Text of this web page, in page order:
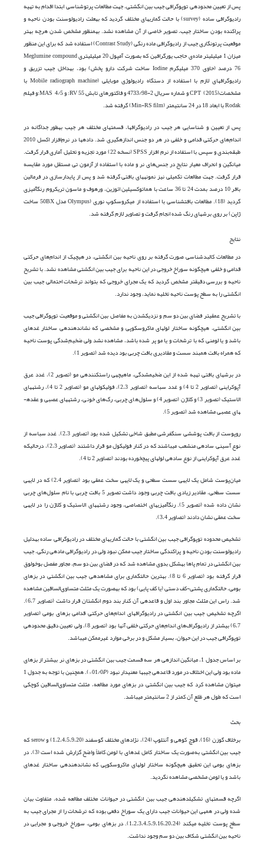
پس از تعیین محدوده­ی توپوگرافی جیب بین انگشتی، جهت مطالعات پرتوشناسی ابتدا اقدام به تهیه
رادیوگرافی ساده (survey) با حالت گماری­های مختلف گردید که به­علت رادیولوسنت بودن ناحیه و
پراکنده بودن ساختار جیب، تصویر خاصی از آن مشاهده نشد. به­منظور مشخص شدن هرچه بهتر
موقعیت پرتونگاری جیب از رادیوگرافی ماده رنگی (Contrast Study) استفاده شد که برای این منظور
میزان 1 میلی­لیتر ماده‌ی حاجب یورگرافین که بصورت آمپول 20 میلی­لیتری Meglumine compound
76 درصد (حاوی 370 میلی­گرم Iodine ساخت شرکت دارو پخش) بود، به­داخل جیب تزریق و
رادیوگراف­های لازم با استفاده از دستگاه رادیولوژی موبایلی (Mobile radiograph machine با
مشخصاتCPT (2015) و شماره سریال 2-4733/98 و فاکتورهای تابش 55 RV: و 4/5 MAS:و فیلم
Rodak با ابعاد 18 در 24 سانتی­متر (Min-RS film) گرفته شد.
پس از تعیین و شناسایی هر جیب در رادیوگراف­ها، قسمت­های مختلف هر جیب به­طور جداگانه در
اندام‌های حرکتی قدامی و خلفی در هر دو جنس اندازه­گیری شد. داده­ها در نرم‌افزار اکسل 2010
طبقه‌بندی و سپس با استفاده از نرم افزار SPSS (نسخه 22) مورد تجزیه و تحلیل آماری قرار گرفت.
میانگین و انحراف معیار نتایج در جنس‌های نر و ماده با استفاده از آزمون تی مستقل مورد مقایسه
قرار گرفت. جهت مطالعات تکمیلی نیز نمونه­های بافتی گرفته شد و پس از پایدارسازی در فرمالین
بافر 10 درصد بمدت 24 تا 36 ساعت با هماتوکسیلین ائوزین، ورهوف و ماسون تریکروم رنگ­آمیزی
گردید (18). مطالعات بافت­شناسی با استفاده از میکروسکوپ نوری (Olympus مدل 50BX ساخت
ژاپن) بر روی برش­های رنگ شده انجام گرفت و تصاویر لازم گرفته شد.
نتایج
در مطالعات کالبدشناسی صورت گرفته بر روی ناحیه بین انگشتی، در هیچ­یک از اندام‌های حرکتی
قدامی و خلفی هیچ­گونه سوراخ خروجی در این ناحیه برای جیب بین انگشتی مشاهده نشد. با تشریح
ناحیه و بررسی دقیق­تر مشخص گردید که یک مجرای خروجی که بتواند ترشحات احتمالی جیب بین
انگشتی را به سطح پوست ناحیه تخلیه نماید، وجود ندارد.
با تشریح عمقی­تر فضای بین دو سم و نزدیک­شدن به مفاصل بین انگشتی و موقعیت توپوگرافی جیب
بین انگشتی، هیچ­گونه ساختار لوله­ای ماکروسکوپی و مشخصی که نشان­دهنده­ی ساختار غده­ای
باشد و یا لومنی که با ترشحات و یا مو پر شده باشد، مشاهده نشد ولی ضخیم‌شدگی پوست ناحیه
که همراه بافت همبند سست و مقادیری بافت چربی بود دیده شد (تصویر 1).
در برش­های بافتی تهیه شده از این ضخیم­شدگی، ماهیچه­ی راست­کننده­ی مو (تصویر 2)، غدد عرق
آپوکراینی (تصاویر 2 تا 4) و غدد سباسه (تصاویر 2،3)، فولیکول­های مو (تصاویر 2 تا 4)، رشته­های
الاستیک (تصویر 3) و کلاژن (تصویر 4) و سلول‌های چربی، رگ‌های خونی، رشته­های عصبی و عقده­
های عصبی مشاهده شد (تصویر 5).
روپوست از بافت پوششی سنگفرشی مطبق شاخی تشکیل شده بود (تصاویر 2،3). غدد سباسه از
نوع آسینی ساده­ی منشعب می­باشند که در کنار فولیکول مو قرار داشتند (تصاویر 2،3)، درحالی­که
غدد عرق آپوکراینی از نوع ساده­ی لوله­ای پیچ­خورده بودند (تصاویر 2 تا 4).
میان‌پوست شامل یک لایه­ی سست سطحی و یک لایه­ی سخت عمقی بود (تصاویر 2،4) که در لایه­ی
سست سطحی، مقادیر زیادی بافت چربی وجود داشت تصویر 5 بافت چربی با نام سلول‌های چربی
نشان داده شده (تصویر 5). رنگ­آمیزی­های اختصاصی، وجود رشته­های الاستیک و کلاژن را در لایه­ی
سخت عمقی نشان دادند (تصاویر 3،4).
تشخیص محدوده توپوگرافی جیب بین انگشتی با حالت گماری­های مختلف در رادیوگرافی ساده به­دلیل
رادیولوسنت بودن ناحیه و پراکندگی ساختار جیب ممکن نبود ولی در رادیوگرافی ماده­ی رنگی، جیب
بین انگشتی در تمام پاها به­شکل بدوی مشاهده شد که در فضای بین دو سم، مجاور مفصل بوخولوق
قرار گرفته بود (تصاویر 6 تا 8). بهترین حالت­گماری برای مشاهده­ی جیب بین انگشتی در بزهای
بومی، حالت­گماری پشتی-کف دستی (یا کف پایی) بود که به­صورت یک مثلث متساوی‌الساقین مشاهده
شد. راس این مثلث مجاور بند اول و قاعده­ی آن کنار بند دوم انگشتان قرار داشت (تصاویر 6،7).
اگرچه تشخیص جیب بین انگشتی در رادیوگراف­های اندام‌های حرکتی قدامی بزهای بومی (تصاویر
6،7) بیش­تر از رادیوگراف‌های اندام‌های حرکتی خلفی آن­ها بود (تصویر 8)، ولی تعیین دقیق محدوده­ی
توپوگرافی جیب در این حیوان، بسیار مشکل و در برخی موارد غیرممکن می­باشد.
بر اساس جدول 1، میانگین اندازه­ی هر سه قسمت جیب بین انگشتی در بزهای نر بیش­تر از بزهای
ماده بود ولی این اختلاف در مورد قاعده­ی جیب­ها معنی­دار نبود (01/0P
<). هم­چنین با توجه به جدول 1
می­توان مشاهده کرد که جیب بین انگشتی در بزهای مورد مطالعه، مثلث متساوی‌الساقین کوچکی
است که طول هر ظلع آن کم­تر از 2 سانتی­متر می­باشد.
بحث
برخلاف گوزن (16)، قوچ کوهی و آنتلوپ (24)، نژادهای مختلف گوسفند (1،2،4،5،9،20) و serow که
جیب بین انگشتی به‌صورت یک ساختار کامل غده­ای با لومن کاملاً واضح گزارش شده است (3)، در
بزهای بومی این تحقیق هیچ­گونه ساختار لوله­ای ماکروسکوپی که نشان­دهنده­ی ساختار غده­ای
باشد و یا لومن مشخصی مشاهده نگردید.
اگرچه قسمت­های تشکیل­دهنده­ی جیب بین انگشتی در حیوانات مختلف مطالعه شده، متفاوت بیان
شده ولی در همه­ی این حیوانات جیب دارای یک سوراخ دفعی بوده که ترشحات را از مجرای جیب به
سطح پوست تخلیه می­کند (1،2،3،4،5،9،16،20،24). در بزهای بومی، سوراخ خروجی و مجرایی در
ناحیه بین انگشتی شکاف بین دو سم وجود نداشت.